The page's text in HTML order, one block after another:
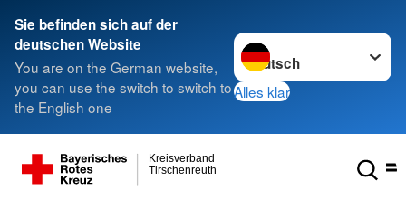
Sie befinden sich auf der
deutschen Website
You are on the German website,
you can use the switch to switch to
the English one
Sprache wechseln zu
Alles klar
Tirschenreuth
Kreisverband